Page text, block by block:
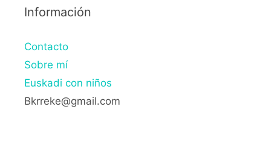
Información
Contacto
Sobre mí
Euskadi con niños
Bkrreke@gmail.com